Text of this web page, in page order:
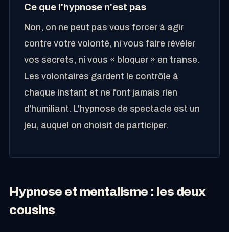
Ce que l'hypnose n'est pas
Non, on ne peut pas vous forcer à agir
contre votre volonté, ni vous faire révéler
vos secrets, ni vous « bloquer » en transe.
Les volontaires gardent le contrôle à
chaque instant et ne font jamais rien
d'humiliant. L'hypnose de spectacle est un
jeu, auquel on choisit de participer.
Hypnose et mentalisme : les deux
cousins